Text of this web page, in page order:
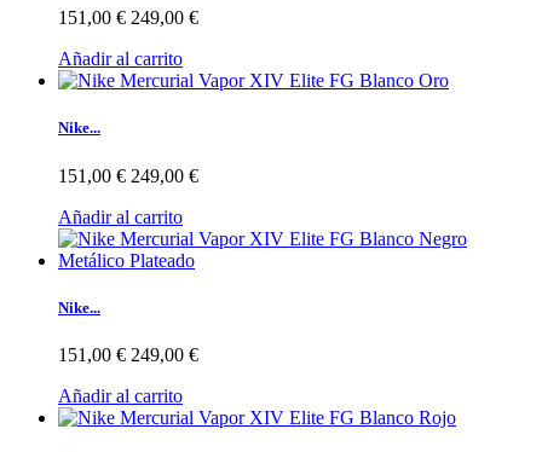
151,00 € 249,00 €
Añadir al carrito
Nike...
151,00 € 249,00 €
Añadir al carrito
Nike...
151,00 € 249,00 €
Añadir al carrito